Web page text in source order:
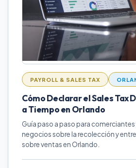
PAYROLL & SALES TAX
Cómo Declarar el Sales Tax
a Tiempo en Orlando
Guía paso a paso para
negocios sobre la recolección y
sobre ventas en Orlando.